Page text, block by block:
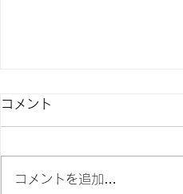
コメント
コメントを追加…